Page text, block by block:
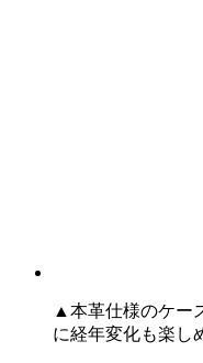
▲本革仕様のケー
に経年変化も楽し